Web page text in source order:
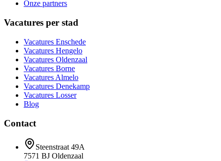
Onze partners
Vacatures per stad
Vacatures Enschede
Vacatures Hengelo
Vacatures Oldenzaal
Vacatures Borne
Vacatures Almelo
Vacatures Denekamp
Vacatures Losser
Blog
Contact
Steenstraat 49A
7571 BJ Oldenzaal